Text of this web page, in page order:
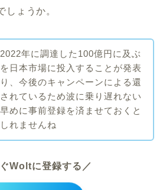
しょうか。
年に調達した100億円に及ぶ
日本市場に投入することが発表
、今後のキャンペーンによる還
れているため波に乗り遅れない
めに事前登録を済ませておくと
れませんね
Woltに登録する／